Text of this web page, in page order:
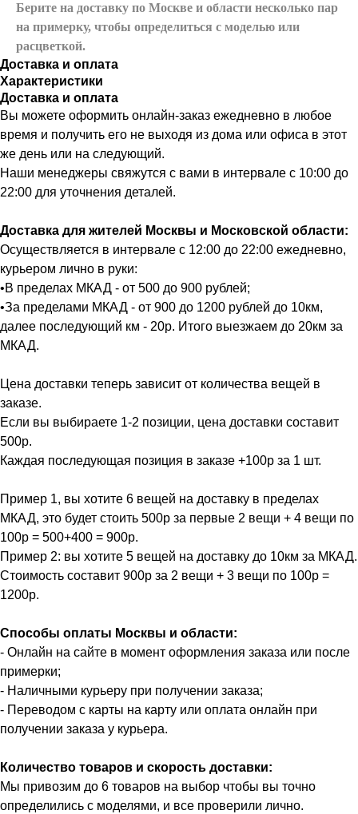
Берите на доставку по Москве и области несколько пар
на примерку, чтобы определиться с моделью или
расцветкой.
Доставка и оплата
Характеристики
Доставка и оплата
Вы можете оформить онлайн-заказ ежедневно в любое
время и получить его не выходя из дома или офиса в этот
же день или на следующий.
Наши менеджеры свяжутся с вами в интервале с 10:00 до
22:00 для уточнения деталей.
Доставка для жителей Москвы и Московской области:
Осуществляется в интервале с 12:00 до 22:00 ежедневно,
курьером лично в руки:
•В пределах МКАД - от 500 до 900 рублей;
•За пределами МКАД - от 900 до 1200 рублей до 10км,
далее последующий км - 20р. Итого выезжаем до 20км за
МКАД.
Цена доставки теперь зависит от количества вещей в
заказе.
Если вы выбираете 1-2 позиции, цена доставки составит
500р.
Каждая последующая позиция в заказе +100р за 1 шт.
Пример 1, вы хотите 6 вещей на доставку в пределах
МКАД, это будет стоить 500р за первые 2 вещи + 4 вещи по
100р = 500+400 = 900р.
Пример 2: вы хотите 5 вещей на доставку до 10км за МКАД.
Стоимость составит 900р за 2 вещи + 3 вещи по 100р =
1200р.
Способы оплаты Москвы и области:
- Онлайн на сайте в момент оформления заказа или после
примерки;
- Наличными курьеру при получении заказа;
- Переводом с карты на карту или оплата онлайн при
получении заказа у курьера.
Количество товаров и скорость доставки:
Мы привозим до 6 товаров на выбор чтобы вы точно
определились с моделями, и все проверили лично.